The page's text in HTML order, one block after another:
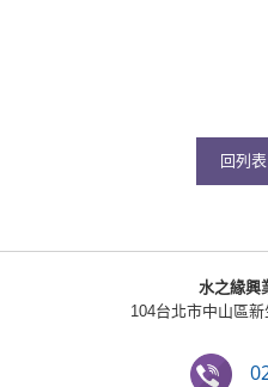
回列
水之緣興
104台北市中山區